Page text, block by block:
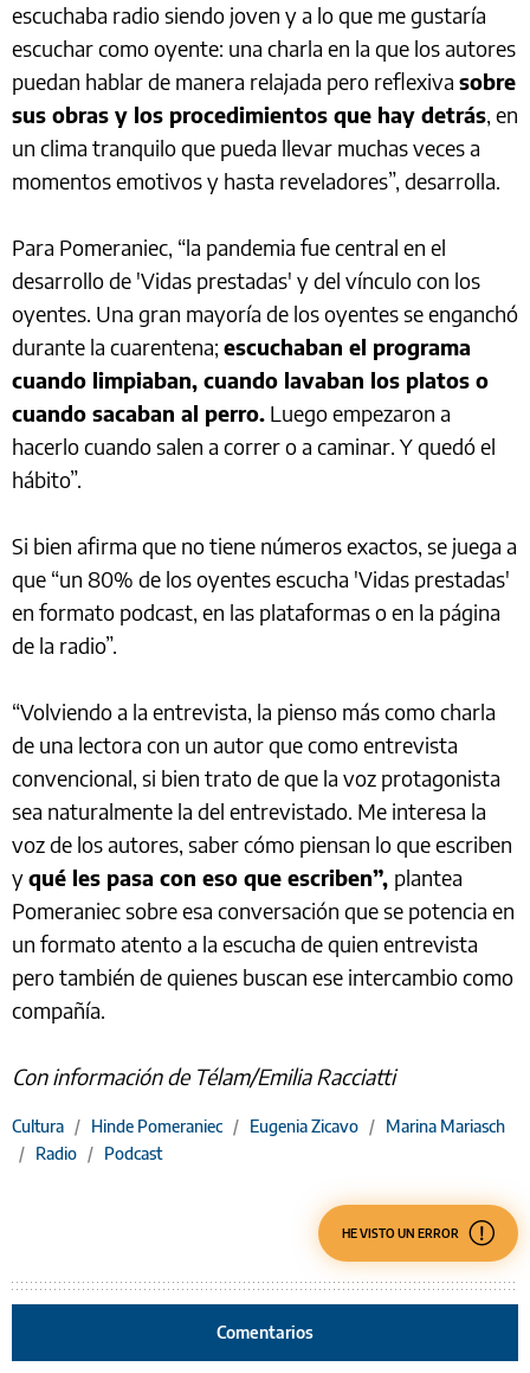
escuchaba radio siendo joven y a lo que me gustaría
escuchar como oyente: una charla en la que los autores
puedan hablar de manera relajada pero reflexiva sobre
sus obras y los procedimientos que hay detrás, en
un clima tranquilo que pueda llevar muchas veces a
momentos emotivos y hasta reveladores”, desarrolla.
Para Pomeraniec, “la pandemia fue central en el
desarrollo de 'Vidas prestadas' y del vínculo con los
oyentes. Una gran mayoría de los oyentes se enganchó
durante la cuarentena; escuchaban el programa
cuando limpiaban, cuando lavaban los platos o
cuando sacaban al perro. Luego empezaron a
hacerlo cuando salen a correr o a caminar. Y quedó el
hábito”.
Si bien afirma que no tiene números exactos, se juega a
que “un 80% de los oyentes escucha 'Vidas prestadas'
en formato podcast, en las plataformas o en la página
de la radio”.
“Volviendo a la entrevista, la pienso más como charla
de una lectora con un autor que como entrevista
convencional, si bien trato de que la voz protagonista
sea naturalmente la del entrevistado. Me interesa la
voz de los autores, saber cómo piensan lo que escriben
yqué les pasa con eso que escriben”, plantea
Pomeraniec sobre esa conversación que se potencia en
un formato atento a la escucha de quien entrevista
pero también de quienes buscan ese intercambio como
compañía.
Con información de Télam/Emilia Racciatti
Cultura / Hinde Pomeraniec / Eugenia Zicavo / Marina Mariasch
/ Radio / Podcast
HE VISTO UN ERROR
Comentarios